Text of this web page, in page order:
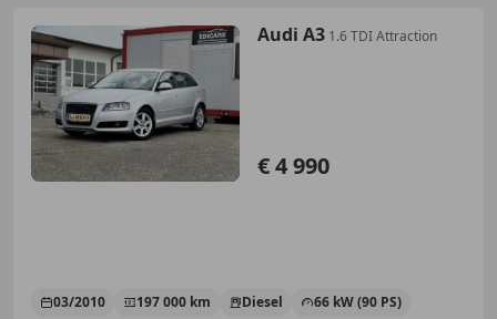
Audi A3 1.6 TDI Attraction
€ 4 990
03/2010 197 000 km Diesel
66 kW (90 PS)